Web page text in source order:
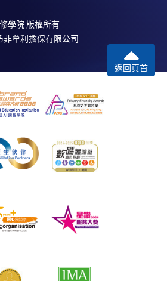
學院 版權所有
牟利擔保有限公司
返回頁首